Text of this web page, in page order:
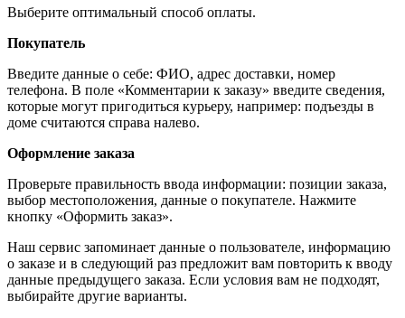
Выберите оптимальный способ оплаты.
Покупатель
Введите данные о себе: ФИО, адрес доставки, номер
телефона. В поле «Комментарии к заказу» введите сведения,
которые могут пригодиться курьеру, например: подъезды в
доме считаются справа налево.
Оформление заказа
Проверьте правильность ввода информации: позиции заказа,
выбор местоположения, данные о покупателе. Нажмите
кнопку «Оформить заказ».
Наш сервис запоминает данные о пользователе, информацию
о заказе и в следующий раз предложит вам повторить к вводу
данные предыдущего заказа. Если условия вам не подходят,
выбирайте другие варианты.